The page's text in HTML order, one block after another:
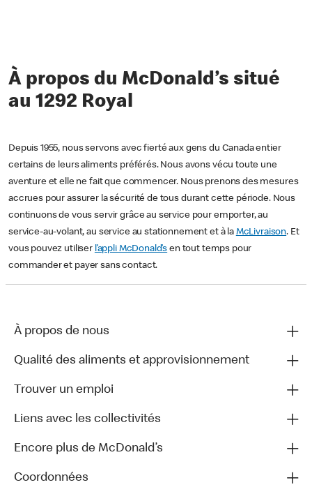
À propos du McDonald’s situé
au 1292 Royal
Depuis 1955, nous servons avec fierté aux gens du Canada entier
certains de leurs aliments préférés. Nous avons vécu toute une
aventure et elle ne fait que commencer. Nous prenons des mesures
accrues pour assurer la sécurité de tous durant cette période. Nous
continuons de vous servir grâce au service pour emporter, au
service-au-volant, au service au stationnement et à la McLivraison. Et
vous pouvez utiliser l’appli McDonald’s en tout temps pour
commander et payer sans contact.
À propos de nous
Qualité des aliments et approvisionnement
Trouver un emploi
Liens avec les collectivités
Encore plus de McDonald’s
Coordonnées